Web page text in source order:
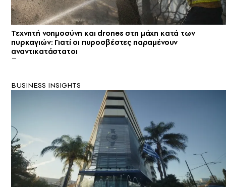
Τεχνητή νοημοσύνη και drones στη μάχη κατά των
πυρκαγιών: Γιατί οι πυροσβέστες παραμένουν
αναντικατάστατοι
BUSINESS INSIGHTS